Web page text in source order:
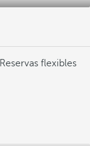
Reservas flexibles